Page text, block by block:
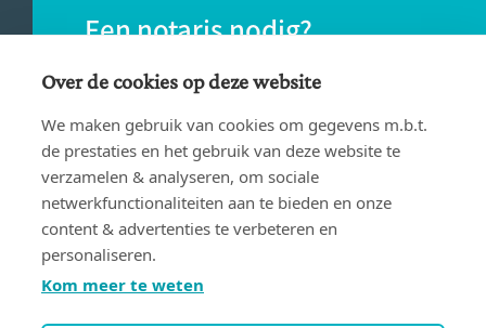
Een notaris nodig?
Vind eenvoudig een notaris bij jou in de
buurt.
VIND EEN NOTARIS
Over de cookies op deze website
We maken gebruik van cookies om gegevens m.b.t.
de prestaties en het gebruik van deze website te
verzamelen & analyseren, om sociale
netwerkfunctionaliteiten aan te bieden en onze
content & advertenties te verbeteren en
personaliseren.
Kom meer te weten